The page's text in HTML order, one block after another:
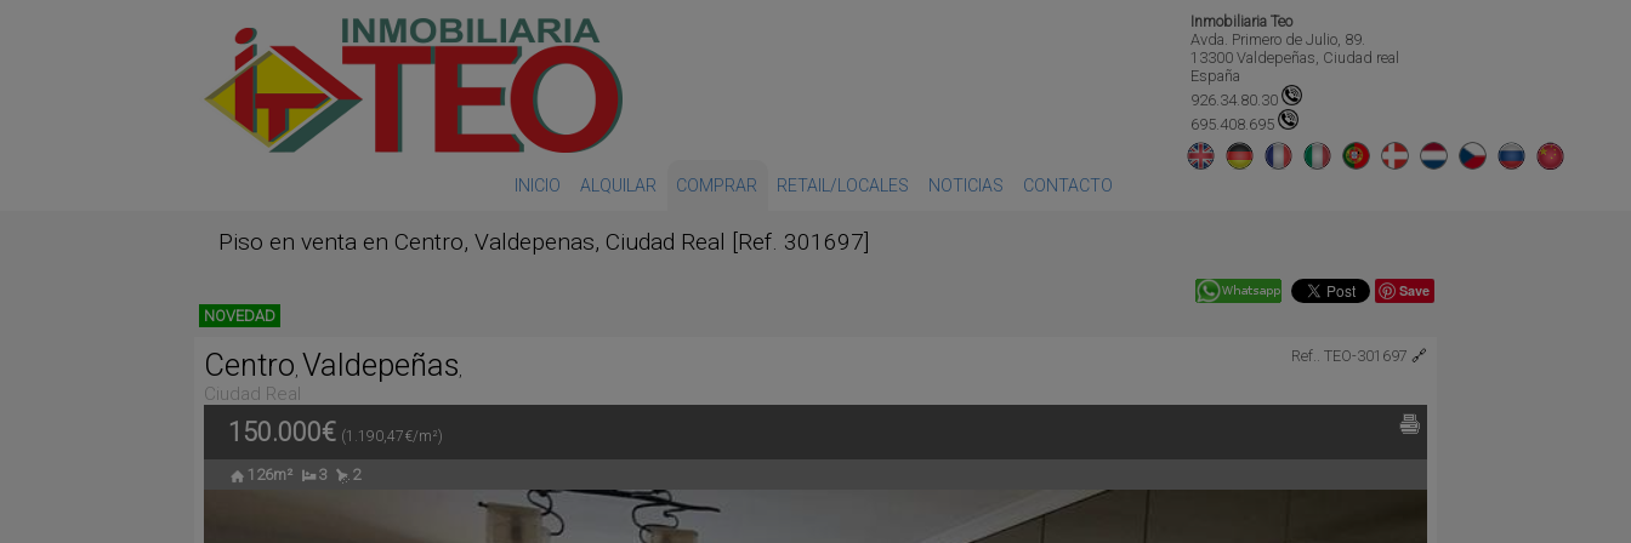
Inmobiliaria Teo
Avda. Primero de Julio, 89.
13300 Valdepeñas, Ciudad real
España
926.34.80.30
695.408.695
INICIO ALQUILAR COMPRAR RETAIL/LOCALES NOTICIAS CONTACTO
Piso en venta en Centro, Valdepenas, Ciudad Real [Ref. 301697]
Save
NOVEDAD
Ref.. TEO-301697 🔗
Centro, Valdepeñas,
Ciudad Real
150.000€ (1.190,47€/m²)
126m² 3 2